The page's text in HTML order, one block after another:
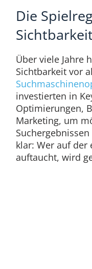
Die
Über viele Jahre
Sichtbarkeit vor
investierten in
Optimierungen,
Marketing, um
klar: Wer auf der
auftaucht, wird